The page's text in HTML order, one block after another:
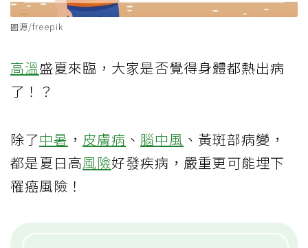
圖源/freepik
高溫盛夏來臨，大家是否覺得身體都熱出病
了！？
除了中暑 ， 皮膚病 、 腦中風 、黃斑部病變，
都是夏日高風險好發疾病，嚴重更可能埋下
罹癌風險！